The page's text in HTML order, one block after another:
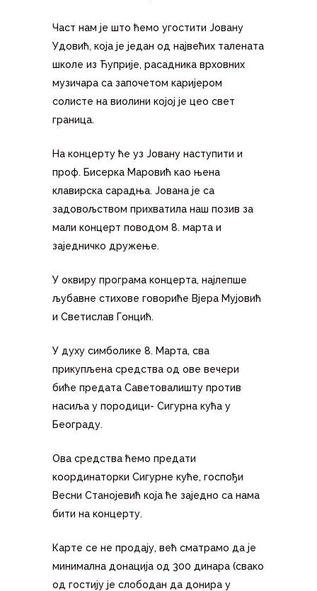
Част нам је што ћемо угостити Јовану
Удовић, која је један од највећих талената
школе из Ћуприје, расадника врховних
музичара са започетом каријером
солисте на виолини којој је цео свет
граница.
На концерту ће уз Јовану наступити и
проф. Бисерка Маровић као њена
клавирска сарадња. Јована је са
задовољством прихватила наш позив за
мали концерт поводом 8. марта и
заједничко дружење.
У оквиру програма концерта, најлепше
љубавне стихове говориће Вјера Мујовић
и Светислав Гонцић.
У духу симболике 8. Марта, сва
прикупљена средства од ове вечери
биће предата Саветовалишту против
насиља у породици- Сигурна кућа у
Београду.
Ова средства ћемо предати
координаторки Сигурне куће, госпођи
Весни Станојевић која ће заједно са нама
бити на концерту.
Карте се не продају, већ сматрамо да је
минимална донација од 300 динара (свако
од гостију је слободан да донира у